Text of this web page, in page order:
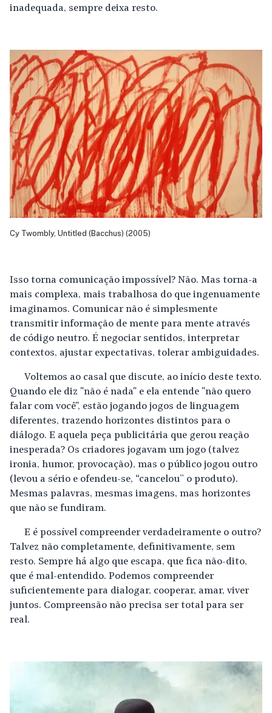
inadequada, sempre deixa resto.
Cy Twombly, Untitled (Bacchus) (2005)
Isso torna comunicação impossível? Não. Mas torna-a
mais complexa, mais trabalhosa do que ingenuamente
imaginamos. Comunicar não é simplesmente
transmitir informação de mente para mente através
de código neutro. É negociar sentidos, interpretar
contextos, ajustar expectativas, tolerar ambiguidades.
Voltemos ao casal que discute, ao início deste texto.
Quando ele diz "não é nada" e ela entende "não quero
falar com você", estão jogando jogos de linguagem
diferentes, trazendo horizontes distintos para o
diálogo. E aquela peça publicitária que gerou reação
inesperada? Os criadores jogavam um jogo (talvez
ironia, humor, provocação), mas o público jogou outro
(levou a sério e ofendeu-se, “cancelou” o produto).
Mesmas palavras, mesmas imagens, mas horizontes
que não se fundiram.
E é possível compreender verdadeiramente o outro?
Talvez não completamente, definitivamente, sem
resto. Sempre há algo que escapa, que fica não-dito,
que é mal-entendido. Podemos compreender
suficientemente para dialogar, cooperar, amar, viver
juntos. Compreensão não precisa ser total para ser
real.